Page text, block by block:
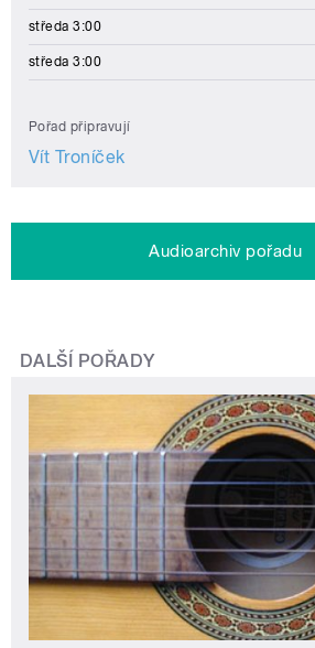
středa 3:00
středa 3:00
Pořad připravují
Vít Troníček
Audioarchiv pořadu
DALŠÍ POŘADY